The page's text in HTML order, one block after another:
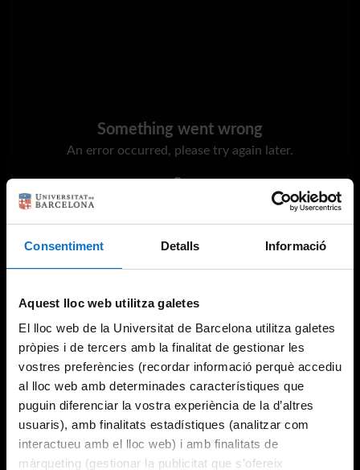
Consentiment Detalls Informació
Aquest lloc web utilitza galetes
El lloc web de la Universitat de Barcelona utilitza galetes
pròpies i de tercers amb la finalitat de gestionar les
vostres preferències (recordar informació perquè accediu
al lloc web amb determinades característiques que
puguin diferenciar la vostra experiència de la d’altres
usuaris), amb finalitats estadístiques (analitzar com
interactueu amb el lloc web) i amb finalitats de
màrqueting (gestionar la publicitat que s’ofereix
Something went wrong
An error occurred, please try again later.
Try again